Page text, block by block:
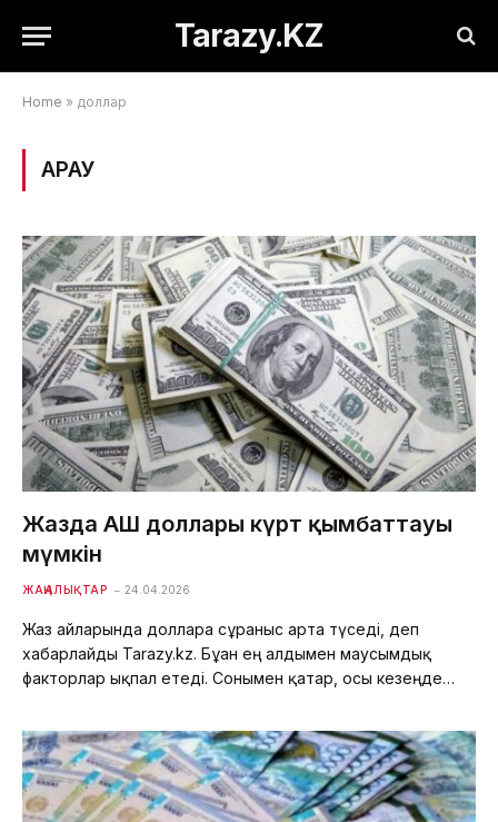
Tarazy.KZ
Home » доллар
ҚАРАУ
Жазда АҚШ доллары күрт қымбаттауы
мүмкін
ЖАҢАЛЫҚТАР 24.04.2026
Жаз айларында долларға сұраныс арта түседі, деп
хабарлайды Tarazy.kz. Бұған ең алдымен маусымдық
факторлар ықпал етеді. Сонымен қатар, осы кезеңде…